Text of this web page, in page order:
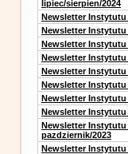
lipiec/sierpien/2024
Newsletter
Newsletter
Newsletter
Newsletter Instytutu
Newsletter Instytutu
Newsletter
Newsletter
Newsletter
Newsletter
pazdziernik/2023
Newsletter